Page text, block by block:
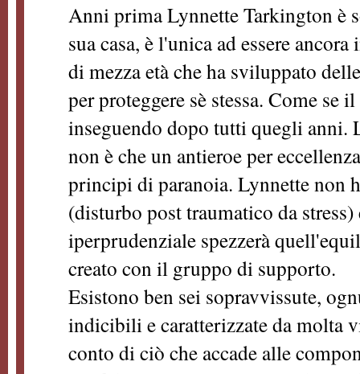
Anni prima Lynnette Tarkington è
sua casa, è l'unica ad essere
di mezza età che ha sviluppato
per proteggere sè stessa. Come se
inseguendo dopo tutti quegli anni.
non è che un antieroe per
principi di paranoia. Lynnette non
(disturbo post traumatico da
iperprudenziale spezzerà
creato con il gruppo di supporto.
Esistono ben sei sopravvissute,
indicibili e caratterizzate da molta
conto di ciò che accade alle